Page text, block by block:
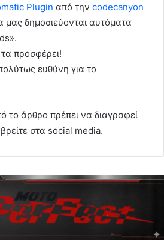
Plugin από την codecanyon
μας δημοσιεύονται αυτόματα
προσφέρει!
ευθύνη για το
το άρθρο πρέπει να διαγραφεί
στα social media.